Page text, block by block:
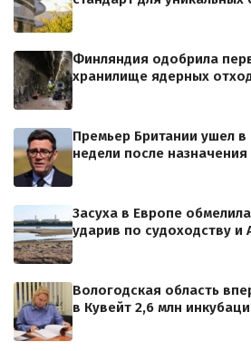
Финляндия одобрила
хранилище ядерных
Премьер Британии ушел в
недели после назначения
Засуха в Европе
ударив по судоходству и
Вологодская область
в Кувейт 2,6 млн